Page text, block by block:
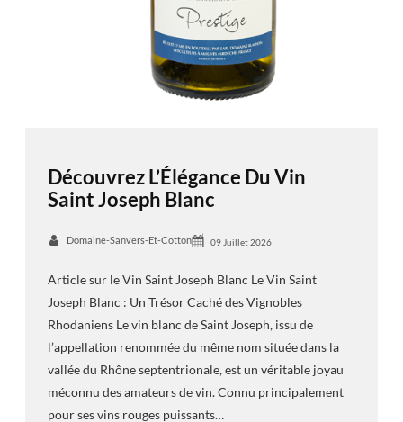
Découvrez L’Élégance Du Vin
Saint Joseph Blanc
Domaine-Sanvers-Et-Cotton 09 Juillet 2026
Article sur le Vin Saint Joseph Blanc Le Vin Saint
Joseph Blanc : Un Trésor Caché des Vignobles
Rhodaniens Le vin blanc de Saint Joseph, issu de
l’appellation renommée du même nom située dans la
vallée du Rhône septentrionale, est un véritable joyau
méconnu des amateurs de vin. Connu principalement
pour ses vins rouges puissants…